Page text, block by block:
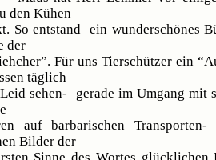
den Kühen
So entstand ein wunderschönes
der
Für uns Tierschützer ein
täglich
sehen- gerade im Umgang mit
auf barbarischen
Bilder der